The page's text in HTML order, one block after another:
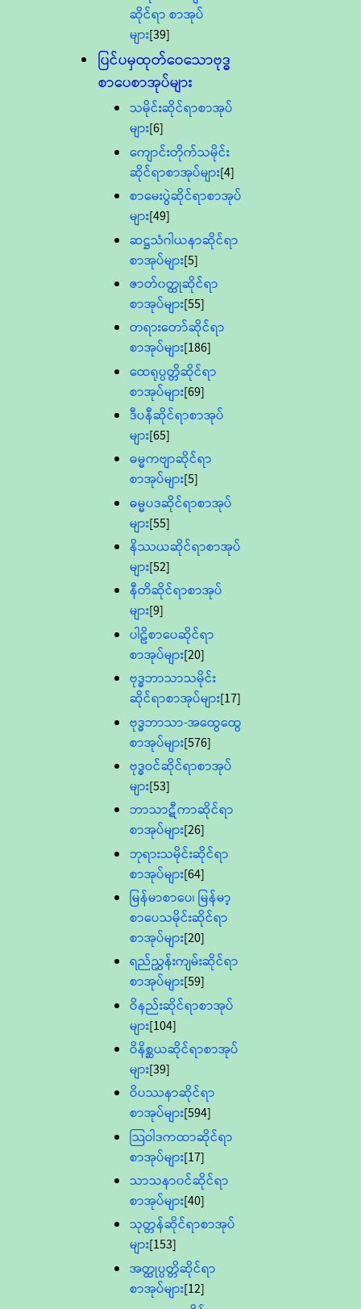
ဆိုင်ရာ စာအုပ်
များ[39]
ပြင်ပမှထုတ်ဝေသောဗုဒ္ဓ
စာပေစာအုပ်များ
သမိုင်းဆိုင်ရာစာအုပ်
များ[6]
ကျောင်းတိုက်သမိုင်း
ဆိုင်ရာစာအုပ်များ[4]
စာမေးပွဲဆိုင်ရာစာအုပ်
များ[49]
ဆဋ္ဌသံဂါယနာဆိုင်ရာ
စာအုပ်များ[5]
ဇာတ်၀တ္ထုဆိုင်ရာ
စာအုပ်များ[55]
တရားတော်ဆိုင်ရာ
စာအုပ်များ[186]
ထေရုပ္ပတ္တိဆိုင်ရာ
စာအုပ်များ[69]
ဒီပနီဆိုင်ရာစာအုပ်
များ[65]
ဓမ္မကဗျာဆိုင်ရာ
စာအုပ်များ[5]
ဓမ္မပဒဆိုင်ရာစာအုပ်
များ[55]
နိဿယဆိုင်ရာစာအုပ်
များ[52]
နီတိဆိုင်ရာစာအုပ်
များ[9]
ပါဠိစာပေဆိုင်ရာ
စာအုပ်များ[20]
ဗုဒ္ဓဘာသာသမိုင်း
ဆိုင်ရာစာအုပ်များ[17]
ဗုဒ္ဓဘာသာ-အထွေထွေ
စာအုပ်များ[576]
ဗုဒ္ဓဝင်ဆိုင်ရာစာအုပ်
များ[53]
ဘာသာဋီကာဆိုင်ရာ
စာအုပ်များ[26]
ဘုရားသမိုင်းဆိုင်ရာ
စာအုပ်များ[64]
မြန်မာစာပေ၊ မြန်မာ့
စာပေသမိုင်းဆိုင်ရာ
စာအုပ်များ[20]
ရည်ညွှန်းကျမ်းဆိုင်ရာ
စာအုပ်များ[59]
ဝိနည်းဆိုင်ရာစာအုပ်
များ[104]
ဝိနိစ္ဆယဆိုင်ရာစာအုပ်
များ[39]
ဝိပဿနာဆိုင်ရာ
စာအုပ်များ[594]
သြဝါဒကထာဆိုင်ရာ
စာအုပ်များ[17]
သာသနာ၀င်ဆိုင်ရာ
စာအုပ်များ[40]
သုတ္တန်ဆိုင်ရာစာအုပ်
များ[153]
အတ္ထုပ္ပတ္တိဆိုင်ရာ
စာအုပ်များ[12]